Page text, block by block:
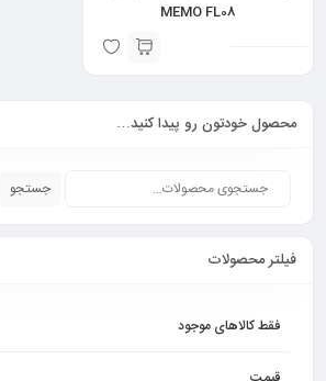
MEMO FL08
محصول خودتون رو پیدا کنید…
جستجو
فیلتر محصولات
فقط کالاهای موجود